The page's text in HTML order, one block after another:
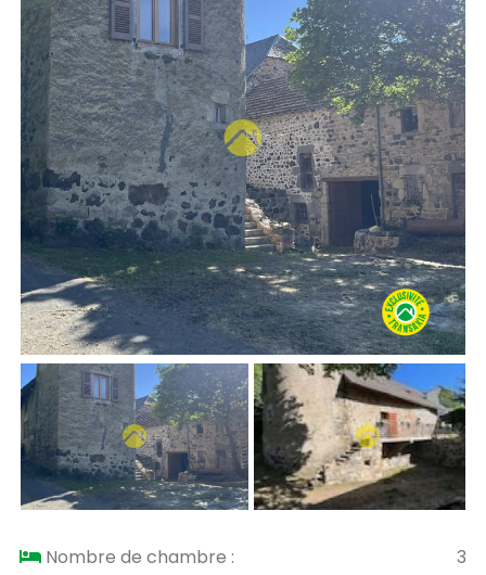
Nombre de chambre :
3